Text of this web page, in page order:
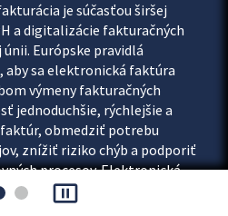
je súčasťou širšej
a digitalizácie fakturačných
Európske pravidlá
aby sa elektronická faktúra
výmeny fakturačných
jednoduchšie, rýchlejšie a
obmedziť potrebu
znížiť riziko chýb a podporiť
procesov. Elektronická
pause_presentation